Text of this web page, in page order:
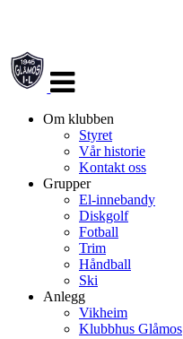
navigasjon
Om klubben
Styret
Vår historie
Kontakt oss
Grupper
El-innebandy
Diskgolf
Fotball
Trim
Håndball
Ski
Anlegg
Vikheim
Klubbhus Glåmos